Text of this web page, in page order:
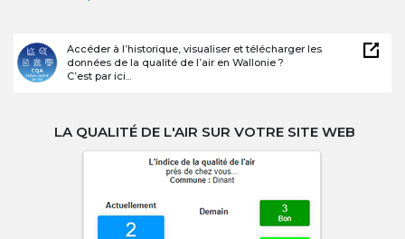
Accéder à l’historique, visualiser et télécharger les
données de la qualité de l’air en Wallonie ?
C’est par ici...
LA QUALITÉ DE L'AIR SUR VOTRE SITE WEB